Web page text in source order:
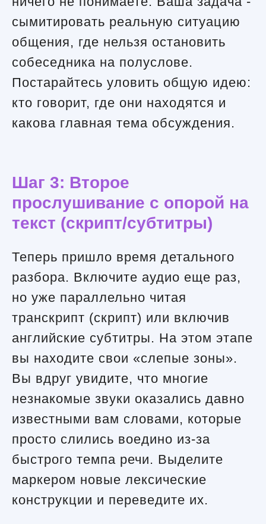
сымитировать реальную ситуацию
общения, где нельзя остановить
собеседника на полуслове.
Постарайтесь уловить общую идею:
кто говорит, где они находятся и
какова главная тема обсуждения.
Шаг 3: Второе
прослушивание с опорой на
текст (скрипт/субтитры)
Теперь пришло время детального
разбора. Включите аудио еще раз,
но уже параллельно читая
транскрипт (скрипт) или включив
английские субтитры. На этом этапе
вы находите свои «слепые зоны».
Вы вдруг увидите, что многие
незнакомые звуки оказались давно
известными вам словами, которые
просто слились воедино из-за
быстрого темпа речи. Выделите
маркером новые лексические
конструкции и переведите их.